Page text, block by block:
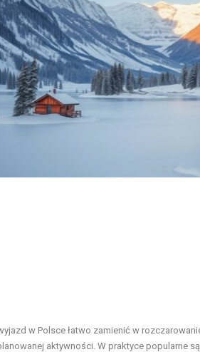
w Polsce łatwo zamienić w
aktywności. W praktyce popularne